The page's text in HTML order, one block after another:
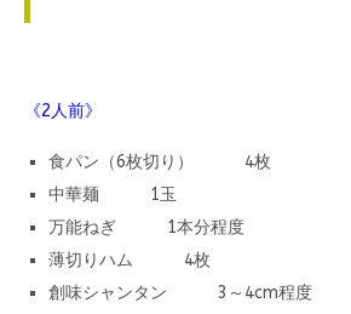
《2人前》
食パン（6枚切り） 4枚
中華麺 1玉
万能ねぎ 1本分程度
薄切りハム 4枚
創味シャンタン 3～4cm程度